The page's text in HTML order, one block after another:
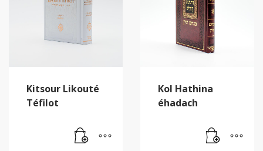
Kitsour Likouté
Téfilot
Kol Hathina
éhadach